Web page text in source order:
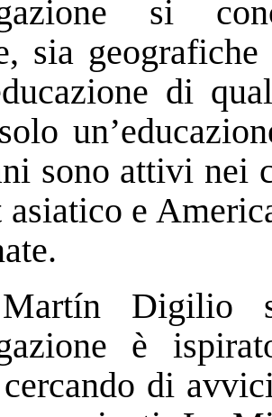
si
sia
di
sono attivi nei
asiatico e
Digilio
è
di